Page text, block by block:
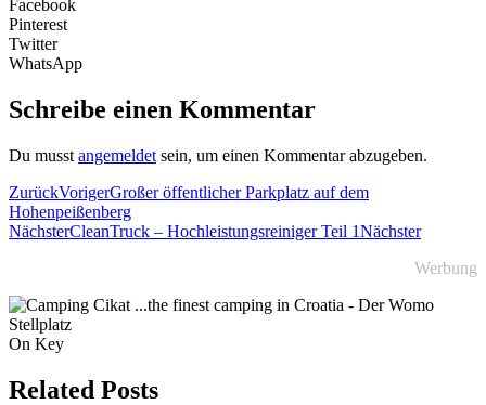
Facebook
Pinterest
Twitter
WhatsApp
Schreibe einen Kommentar
Du musst angemeldet sein, um einen Kommentar abzugeben.
ZurückVorigerGroßer öffentlicher Parkplatz auf dem
Hohenpeißenberg
NächsterCleanTruck – Hochleistungsreiniger Teil 1Nächster
Werbung
On Key
Related Posts